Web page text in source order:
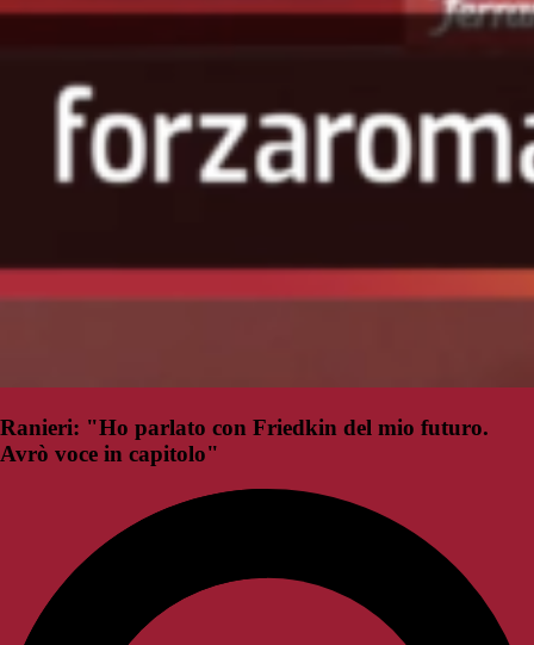
Ranieri: "Ho parlato con Friedkin del mio futuro.
Avrò voce in capitolo"